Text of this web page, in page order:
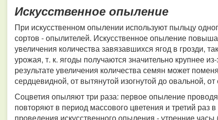
Искусственное опыление
При искусственном опылении используют пыльцу
сортов - опылителей. Искусственное опыление
увеличения количества завязавшихся ягод в грозди,
урожая, т. к. ягоды получаются значительно крупнее
результате увеличения количества семян может
сердцевидной, от вытянутой изогнутой до овальной,
Соцветия опыляют три раза: первое опыление
повторяют в период массового цветения и третий раз